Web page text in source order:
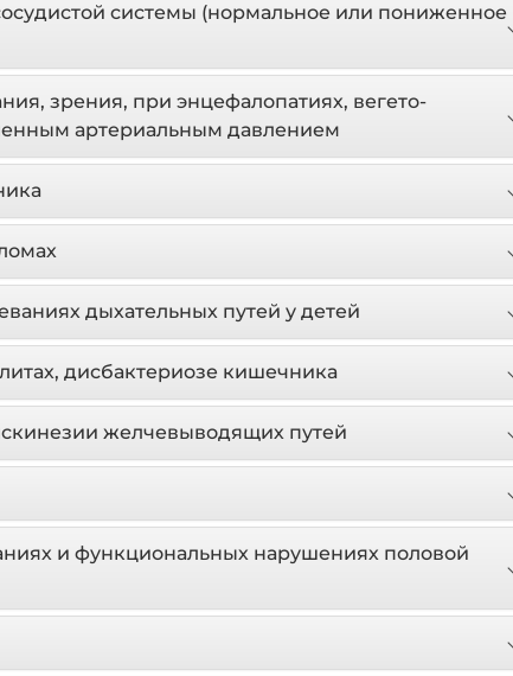
системы (нормальное или пониженное
зрения, при энцефалопатиях, вегето-
артериальным давлением
дыхательных путей у детей
дисбактериозе кишечника
желчевыводящих путей
и функциональных нарушениях половой